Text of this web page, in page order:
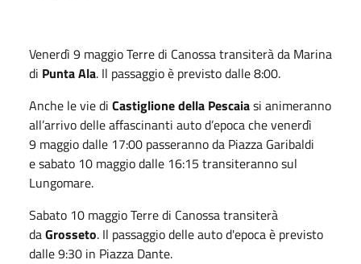
Venerdì 9 maggioTerre di Canossa transiterà da Marina
di Punta Ala. Il passaggio è previsto dalle 8:00.
Anche le vie di Castiglione della Pescaiasi animeranno
all’arrivo delle affascinanti auto d’epoca che venerdì
9 maggiodalle 17:00 passeranno da Piazza Garibaldi
esabato 10 maggiodalle 16:15 transiteranno sul
Lungomare.
Sabato 10 maggioTerre di Canossa transiterà
daGrosseto. Il passaggio delle auto d'epoca è previsto
dalle 9:30 in Piazza Dante.